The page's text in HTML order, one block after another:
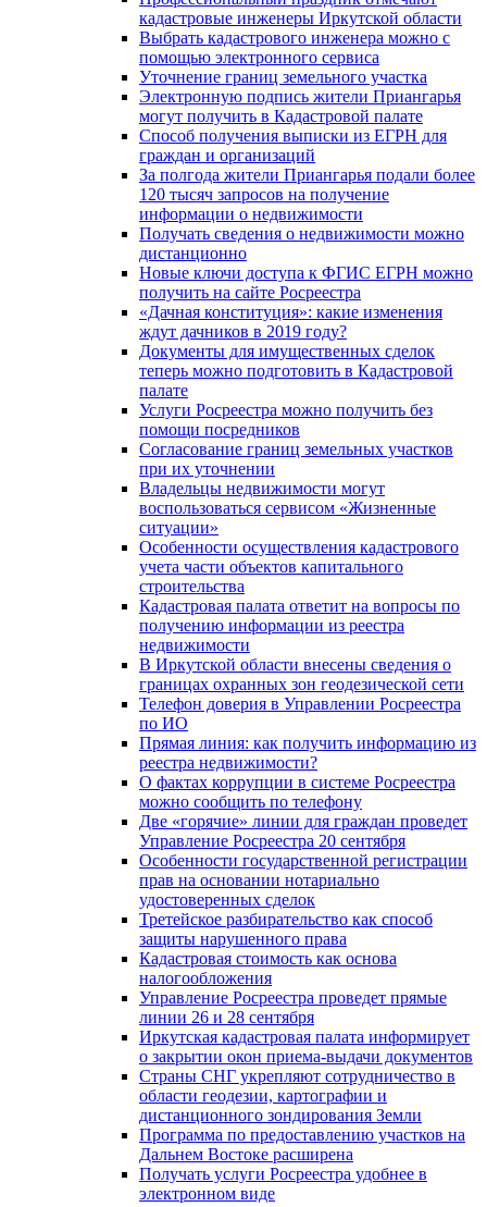
кадастровые инженеры Иркутской области
Выбрать кадастрового инженера можно с
помощью электронного сервиса
Уточнение границ земельного участка
Электронную подпись жители Приангарья
могут получить в Кадастровой палате
Способ получения выписки из ЕГРН для
граждан и организаций
За полгода жители Приангарья подали более
120 тысяч запросов на получение
информации о недвижимости
Получать сведения о недвижимости можно
дистанционно
Новые ключи доступа к ФГИС ЕГРН можно
получить на сайте Росреестра
«Дачная конституция»: какие изменения
ждут дачников в 2019 году?
Документы для имущественных сделок
теперь можно подготовить в Кадастровой
палате
Услуги Росреестра можно получить без
помощи посредников
Согласование границ земельных участков
при их уточнении
Владельцы недвижимости могут
воспользоваться сервисом «Жизненные
ситуации»
Особенности осуществления кадастрового
учета части объектов капитального
строительства
Кадастровая палата ответит на вопросы по
получению информации из реестра
недвижимости
В Иркутской области внесены сведения о
границах охранных зон геодезической сети
Телефон доверия в Управлении Росреестра
по ИО
Прямая линия: как получить информацию из
реестра недвижимости?
О фактах коррупции в системе Росреестра
можно сообщить по телефону
Две «горячие» линии для граждан проведет
Управление Росреестра 20 сентября
Особенности государственной регистрации
прав на основании нотариально
удостоверенных сделок
Третейское разбирательство как способ
защиты нарушенного права
Кадастровая стоимость как основа
налогообложения
Управление Росреестра проведет прямые
линии 26 и 28 сентября
Иркутская кадастровая палата информирует
о закрытии окон приема-выдачи документов
Страны СНГ укрепляют сотрудничество в
области геодезии, картографии и
дистанционного зондирования Земли
Программа по предоставлению участков на
Дальнем Востоке расширена
Получать услуги Росреестра удобнее в
электронном виде